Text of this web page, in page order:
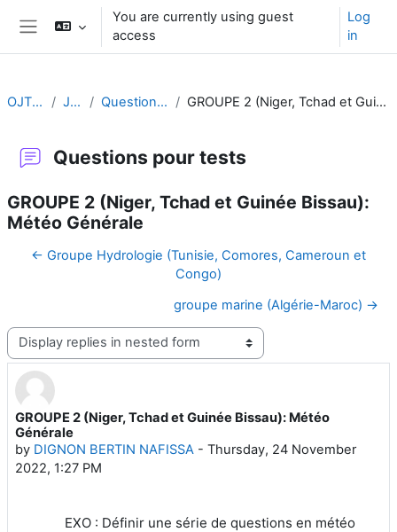
Skip to main content
You are currently using guest
access
Log
in
OJT CA FR Jour 4: Questions pour tests GROUPE 2 (Niger, Tchad et Guinée Bissau): Météo Générale
Questions pour tests
GROUPE 2 (Niger, Tchad et Guinée Bissau):
Météo Générale
← Groupe Hydrologie (Tunisie, Comores, Cameroun et
Congo)
groupe marine (Algérie-Maroc) →
Display mode
GROUPE 2 (Niger, Tchad et Guinée Bissau): Météo
Générale
by DIGNON BERTIN NAFISSA - Thursday, 24 November
2022, 1:27 PM
Number of replies: 0
EXO : Définir une série de questions en météo